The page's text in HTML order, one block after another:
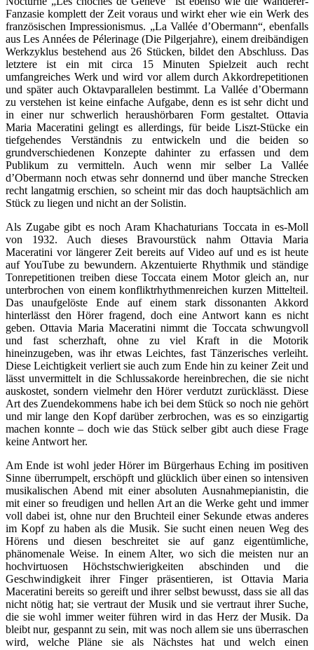
Fanzasie komplett der Zeit voraus und wirkt eher wie ein Werk des
französischen Impressionismus. „La Vallée d’Obermann“, ebenfalls
aus Les Années de Pélerinage (Die Pilgerjahre), einem dreibändigen
Werkzyklus bestehend aus 26 Stücken, bildet den Abschluss. Das
letztere ist ein mit circa 15 Minuten Spielzeit auch recht
umfangreiches Werk und wird vor allem durch Akkordrepetitionen
und später auch Oktavparallelen bestimmt. La Vallée d’Obermann
zu verstehen ist keine einfache Aufgabe, denn es ist sehr dicht und
in einer nur schwerlich heraushörbaren Form gestaltet. Ottavia
Maria Maceratini gelingt es allerdings, für beide Liszt-Stücke ein
tiefgehendes Verständnis zu entwickeln und die beiden so
grundverschiedenen Konzepte dahinter zu erfassen und dem
Publikum zu vermitteln. Auch wenn mir selber La Vallée
d’Obermann noch etwas sehr donnernd und über manche Strecken
recht langatmig erschien, so scheint mir das doch hauptsächlich am
Stück zu liegen und nicht an der Solistin.
Als Zugabe gibt es noch Aram Khachaturians Toccata in es-Moll
von 1932. Auch dieses Bravourstück nahm Ottavia Maria
Maceratini vor längerer Zeit bereits auf Video auf und es ist heute
auf YouTube zu bewundern. Akzentuierte Rhythmik und ständige
Tonrepetitionen treiben diese Toccata einem Motor gleich an, nur
unterbrochen von einem konfliktrhythmenreichen kurzen Mittelteil.
Das unaufgelöste Ende auf einem stark dissonanten Akkord
hinterlässt den Hörer fragend, doch eine Antwort kann es nicht
geben. Ottavia Maria Maceratini nimmt die Toccata schwungvoll
und fast scherzhaft, ohne zu viel Kraft in die Motorik
hineinzugeben, was ihr etwas Leichtes, fast Tänzerisches verleiht.
Diese Leichtigkeit verliert sie auch zum Ende hin zu keiner Zeit und
lässt unvermittelt in die Schlussakorde hereinbrechen, die sie nicht
auskostet, sondern vielmehr den Hörer verdutzt zurücklässt. Diese
Art des Zuendekommens habe ich bei dem Stück so noch nie gehört
und mir lange den Kopf darüber zerbrochen, was es so einzigartig
machen konnte – doch wie das Stück selber gibt auch diese Frage
keine Antwort her.
Am Ende ist wohl jeder Hörer im Bürgerhaus Eching im positiven
Sinne überrumpelt, erschöpft und glücklich über einen so intensiven
musikalischen Abend mit einer absoluten Ausnahmepianistin, die
mit einer so freudigen und hellen Art an die Werke geht und immer
voll dabei ist, ohne nur den Bruchteil einer Sekunde etwas anderes
im Kopf zu haben als die Musik. Sie sucht einen neuen Weg des
Hörens und diesen beschreitet sie auf ganz eigentümliche,
phänomenale Weise. In einem Alter, wo sich die meisten nur an
hochvirtuosen Höchstschwierigkeiten abschinden und die
Geschwindigkeit ihrer Finger präsentieren, ist Ottavia Maria
Maceratini bereits so gereift und ihrer selbst bewusst, dass sie all das
nicht nötig hat; sie vertraut der Musik und sie vertraut ihrer Suche,
die sie wohl immer weiter führen wird in das Herz der Musik. Da
bleibt nur, gespannt zu sein, mit was noch allem sie uns überraschen
wird, welche Pläne sie als Nächstes hat und welch einen